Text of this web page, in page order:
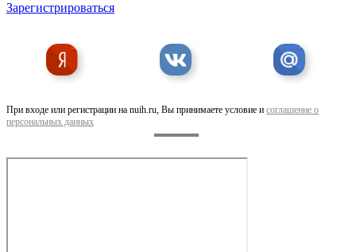
Зарегистрироваться
При входе или регистрации на nuih.ru, Вы принимаете условие и соглашение о
персональных данных